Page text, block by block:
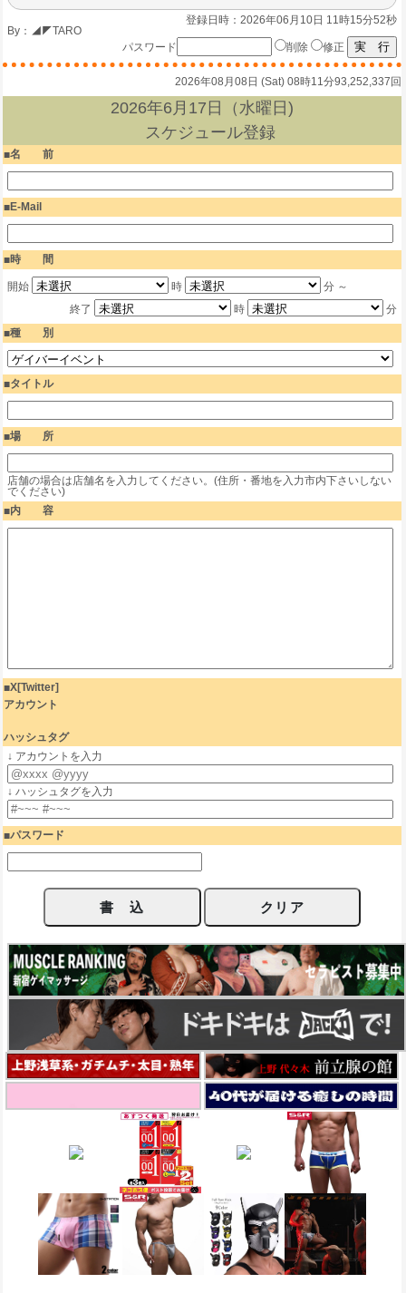
登録日時：2026年06月10日 11時15分52秒
By： ◢◤TARO
パスワード
削除 修正
2026年08月08日 (Sat) 08時11分93,252,337回
2026年6月17日（水曜日)
スケジュール登録
名 前
E-Mail
時 間
開始 時
分 ～
終了
時
分
種 別
タイトル
場 所
店舗の場合は店舗名を入力してください。(住所・番地を入力市内下さいしない
でください)
内 容
X[Twitter]
アカウント
ハッシュタグ
↓ アカウントを入力
↓ ハッシュタグを入力
パスワード